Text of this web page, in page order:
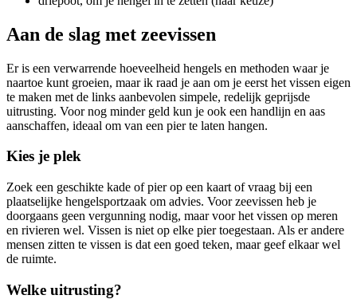
Aan de slag met zeevissen
Er is een verwarrende hoeveelheid hengels en methoden waar je
naartoe kunt groeien, maar ik raad je aan om je eerst het vissen eigen
te maken met de links aanbevolen simpele, redelijk geprijsde
uitrusting. Voor nog minder geld kun je ook een handlijn en aas
aanschaffen, ideaal om van een pier te laten hangen.
Kies je plek
Zoek een geschikte kade of pier op een kaart of vraag bij een
plaatselijke hengelsportzaak om advies. Voor zeevissen heb je
doorgaans geen vergunning nodig, maar voor het vissen op meren
en rivieren wel. Vissen is niet op elke pier toegestaan. Als er andere
mensen zitten te vissen is dat een goed teken, maar geef elkaar wel
de ruimte.
Welke uitrusting?